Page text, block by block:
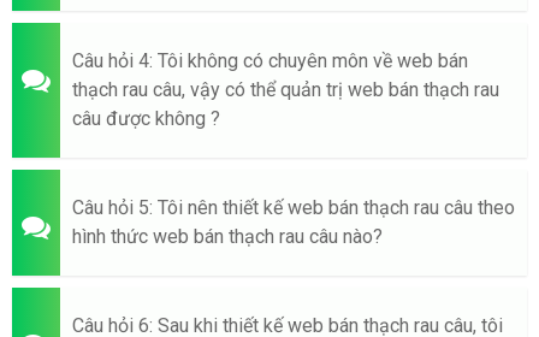
Câu hỏi 4: Tôi không có chuyên môn về web bán
thạch rau câu, vậy có thể quản trị web bán thạch rau
câu được không ?
Câu hỏi 5: Tôi nên thiết kế web bán thạch rau câu theo
hình thức web bán thạch rau câu nào?
Câu hỏi 6: Sau khi thiết kế web bán thạch rau câu, tôi